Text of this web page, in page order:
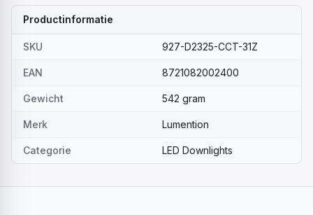
Productinformatie
SKU 927-D2325-CCT-31Z
EAN 8721082002400
Gewicht 542 gram
Merk Lumention
Categorie LED Downlights